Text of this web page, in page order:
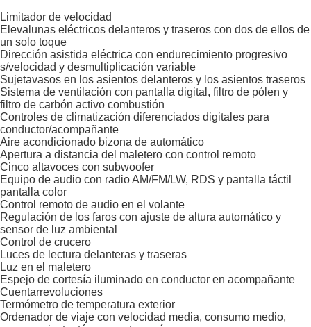
Limitador de velocidad
Elevalunas eléctricos delanteros y traseros con dos de ellos de
un solo toque
Dirección asistida eléctrica con endurecimiento progresivo
s/velocidad y desmultiplicación variable
Sujetavasos en los asientos delanteros y los asientos traseros
Sistema de ventilación con pantalla digital, filtro de pólen y
filtro de carbón activo combustión
Controles de climatización diferenciados digitales para
conductor/acompañante
Aire acondicionado bizona de automático
Apertura a distancia del maletero con control remoto
Cinco altavoces con subwoofer
Equipo de audio con radio AM/FM/LW, RDS y pantalla táctil
pantalla color
Control remoto de audio en el volante
Regulación de los faros con ajuste de altura automático y
sensor de luz ambiental
Control de crucero
Luces de lectura delanteras y traseras
Luz en el maletero
Espejo de cortesía iluminado en conductor en acompañante
Cuentarrevoluciones
Termómetro de temperatura exterior
Ordenador de viaje con velocidad media, consumo medio,